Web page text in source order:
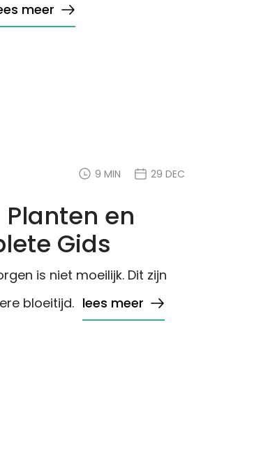
meer
9 MIN 29 DEC
en
Gids
is niet moeilijk. Dit zijn
bloeitijd. lees meer